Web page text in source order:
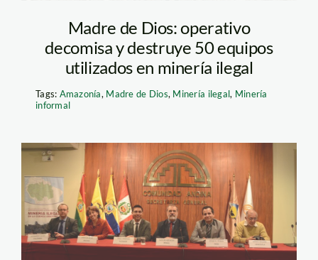
Madre de Dios: operativo
decomisa y destruye 50 equipos
utilizados en minería ilegal
Tags: Amazonía, Madre de Dios, Minería ilegal, Minería
informal
Miner a ilegal_spda